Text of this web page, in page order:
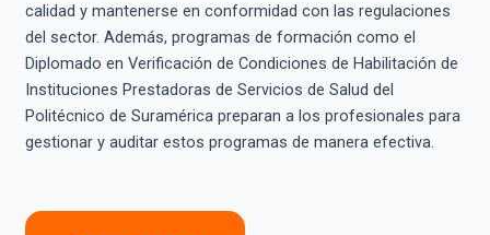
calidad y mantenerse en conformidad con las regulaciones
del sector. Además, programas de formación como el
Diplomado en Verificación de Condiciones de Habilitación de
Instituciones Prestadoras de Servicios de Salud del
Politécnico de Suramérica preparan a los profesionales para
gestionar y auditar estos programas de manera efectiva.